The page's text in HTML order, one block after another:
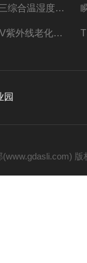
THV-408三综合温湿度振动试验箱
UV-230UV紫外线老化试验箱
园
(www.gdasli.com)